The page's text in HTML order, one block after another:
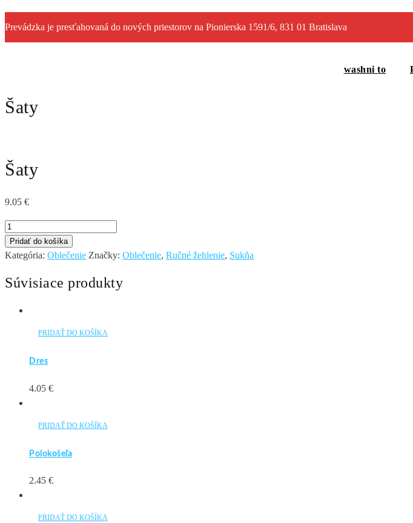
Prevádzka je presťahovaná do nových priestorov na Pionierska 1591/6, 831 01 Bratislava
washni to
Šaty
Šaty
9.05 €
množstvo
Šaty
Pridať do košíka
Kategória: Oblečenie Značky: Oblečenie, Ručné žehlenie, Sukňa
Súvisiace produkty
PRIDAŤ DO KOŠÍKA
Dres
4.05 €
PRIDAŤ DO KOŠÍKA
Polokošeľa
2.45 €
PRIDAŤ DO KOŠÍKA